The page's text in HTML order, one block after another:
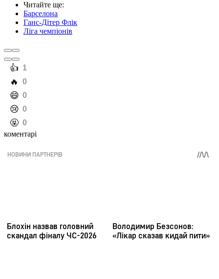
Читайте ще:
Барселона
Ганс-Дітер Флік
Ліга чемпіонів
️👍 1
️🔥 0
️😄 0
️😢 0
️🤬 0
коментарі